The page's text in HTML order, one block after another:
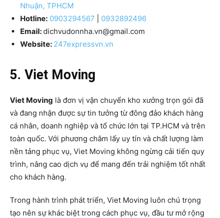
Nhuận, TPHCM
Hotline: 0903294567
0932892496
Email:dichvudonnha.vn@gmail.com
Website: 247expressvn.vn
5. Viet Moving
Viet Moving là đơn vị vận chuyển kho xưởng trọn gói đã
và đang nhận được sự tin tưởng từ đông đảo khách hàng
cá nhân, doanh nghiệp và tổ chức lớn tại TP.HCM và trên
toàn quốc. Với phương châm lấy uy tín và chất lượng làm
nền tảng phục vụ, Viet Moving không ngừng cải tiến quy
trình, nâng cao dịch vụ để mang đến trải nghiệm tốt nhất
cho khách hàng.
Trong hành trình phát triển, Viet Moving luôn chú trọng
tạo nên sự khác biệt trong cách phục vụ, đầu tư mở rộng